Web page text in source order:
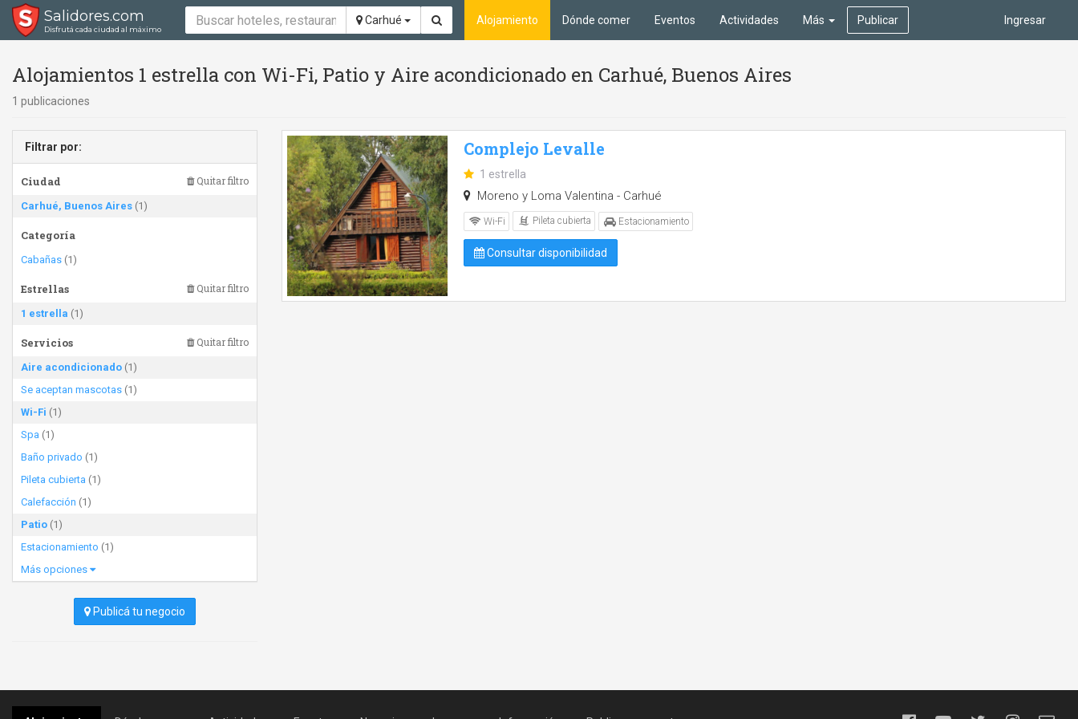
Salidores.com
Disfrutá cada ciudad al máximo
Carhué Ingresar
Alojamiento Dónde comer Eventos Actividades Más Publicar
Alojamientos 1 estrella con Wi-Fi, Patio y Aire acondicionado en Carhué, Buenos Aires
1 publicaciones
Filtrar por:
Ciudad Quitar filtro
Carhué, Buenos Aires (1)
Categoría
Cabañas (1)
Estrellas Quitar filtro
1 estrella (1)
Servicios Quitar filtro
Aire acondicionado (1)
Se aceptan mascotas (1)
Wi-Fi (1)
Spa (1)
Baño privado (1)
Pileta cubierta (1)
Calefacción (1)
Patio (1)
Estacionamiento (1)
Más opciones
Publicá tu negocio
Complejo Levalle
1 estrella
Moreno y Loma Valentina - Carhué
Wi-Fi Pileta cubierta Estacionamiento
Consultar disponibilidad